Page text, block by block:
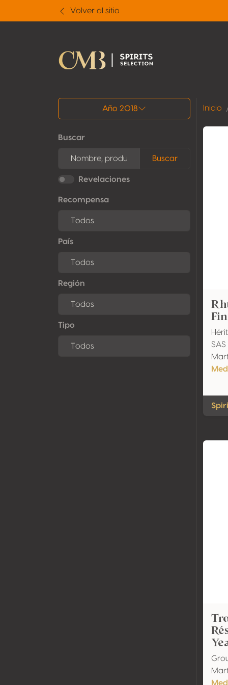
Volver al sitio
Todos los resultados
Año 2018
Buscar
Buscar
Revelaciones
Recompensa
País
Región
Tipo
Inicio
SAS